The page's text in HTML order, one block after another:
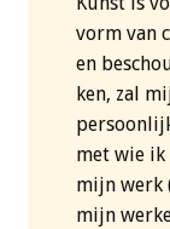
vorm van
en
ken, zal
met wie ik
mijn werk
mijn